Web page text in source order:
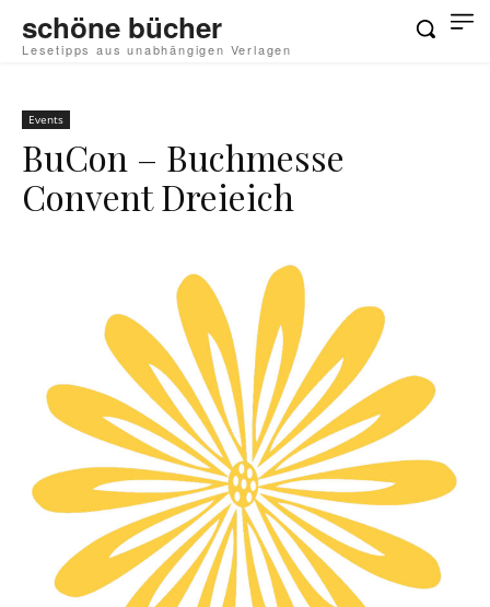
schöne bücher
Lesetipps aus unabhängigen Verlagen
Events
BuCon – Buchmesse
Convent Dreieich